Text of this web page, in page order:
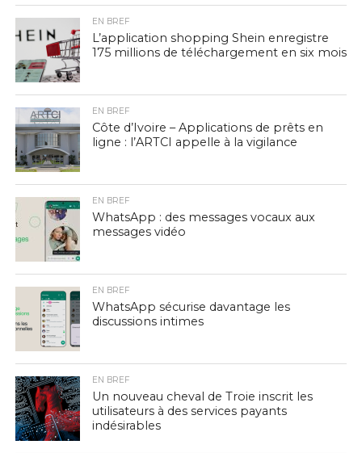
EN BREF
L’application shopping Shein enregistre
175 millions de téléchargement en six mois
EN BREF
Côte d’Ivoire – Applications de prêts en
ligne : l’ARTCI appelle à la vigilance
EN BREF
WhatsApp : des messages vocaux aux
messages vidéo
EN BREF
WhatsApp sécurise davantage les
discussions intimes
EN BREF
Un nouveau cheval de Troie inscrit les
utilisateurs à des services payants
indésirables